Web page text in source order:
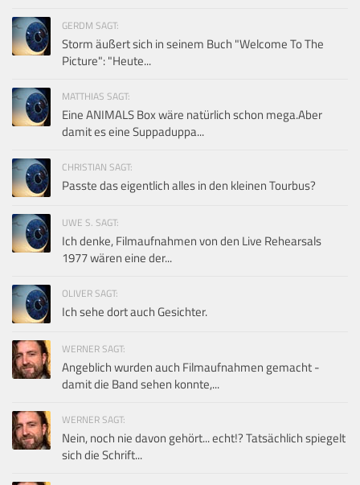
GERDM SAGT:
Storm äußert sich in seinem Buch "Welcome To The
Picture": "Heute...
MATTHIAS SAGT:
Eine ANIMALS Box wäre natürlich schon mega.Aber
damit es eine Suppaduppa...
CHRISTIAN SAGT:
Passte das eigentlich alles in den kleinen Tourbus?
UWE S. SAGT:
Ich denke, Filmaufnahmen von den Live Rehearsals
1977 wären eine der...
OLIVER SAGT:
Ich sehe dort auch Gesichter.
WERNER SAGT:
Angeblich wurden auch Filmaufnahmen gemacht -
damit die Band sehen konnte,...
WERNER SAGT:
Nein, noch nie davon gehört... echt!? Tatsächlich spiegelt
sich die Schrift...